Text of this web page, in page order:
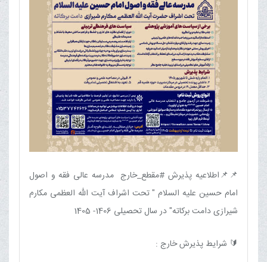
📌📌اطلاعیه پذیرش #مقطع_خارج مدرسه عالی فقه و اصول
امام حسین علیه السلام " تحت اشراف آیت الله العظمی مکارم
شیرازی دامت برکاته" در سال تحصیلی 1406- 1405
🔰 شرایط پذیرش خارج :